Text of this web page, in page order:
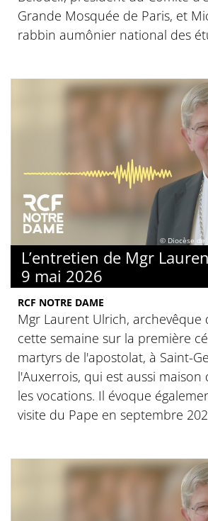
Grande Mosquée de Paris, et
rabbin aumônier national des
© Diocèse de
L’entretien de Mgr
9 mai 2026
RCF NOTRE DAME
Mgr Laurent Ulrich, archevêque
cette semaine sur la première
martyrs de l'apostolat, à Saint-
l'Auxerrois, qui est aussi
les vocations. Il évoque
visite du Pape en septembre